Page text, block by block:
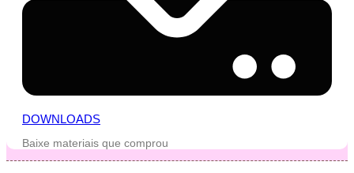
DOWNLOADS
Baixe materiais que comprou